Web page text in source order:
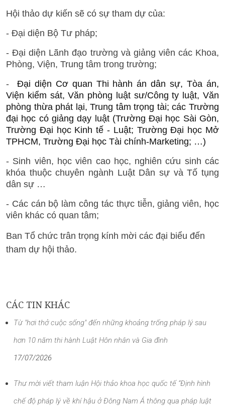
Hội thảo dự kiến sẽ có sự tham dự của:
- Đại diện Bộ Tư pháp;
- Đại diện Lãnh đạo trường và giảng viên các Khoa,
Phòng, Viện, Trung tâm trong trường;
- Đại diện Cơ quan Thi hành án dân sự,Tòa án,
Viện kiểm sát, Văn phòng luật sư/Công ty luật, Văn
phòng thừa phát lại, Trung tâm trọng tài; các Trường
đại học có giảng dạy luật (Trường Đại học Sài Gòn,
Trường Đại học Kinh tế - Luật; Trường Đại học Mở
TPHCM, Trường Đại học Tài chính-Marketing; …)
- Sinh viên, học viên cao học, nghiên cứu sinh các
khóa thuộc chuyên ngành Luật Dân sự và Tố tụng
dân sự …
- Các cán bộ làm công tác thực tiễn, giảng viên, học
viên khác có quan tâm;
Ban Tổ chức trân trọng kính mời các đại biểu đến
tham dự hội thảo.
CÁC TIN KHÁC
Từ "hơi thở cuộc sống" đến những khoảng trống pháp lý sau
hơn 10 năm thi hành Luật Hôn nhân và Gia đình
17/07/2026
Thư mời viết tham luận Hội thảo khoa học quốc tế “Định hình
chế độ pháp lý về khí hậu ở Đông Nam Á thông qua pháp luật